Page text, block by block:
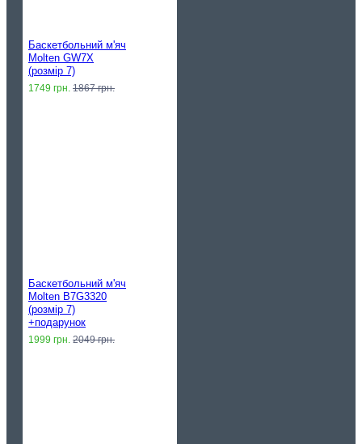
Баскетбольний м'яч
Molten GW7X
(розмір 7)
1749 грн. 1867 грн.
Баскетбольний м'яч
Molten B7G3320
(розмір 7)
+подарунок
1999 грн. 2049 грн.